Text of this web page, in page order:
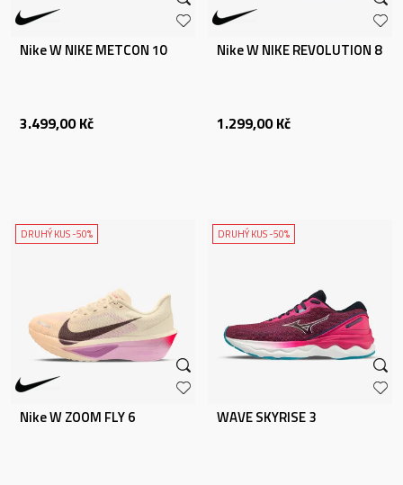
Nike W NIKE METCON 10
3.499,00 Kč
Nike W NIKE REVOLUTION 8
1.299,00 Kč
DRUHÝ KUS -50%
Nike W ZOOM FLY 6
DRUHÝ KUS -50%
WAVE SKYRISE 3